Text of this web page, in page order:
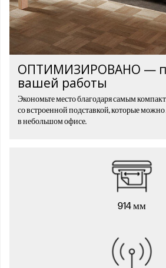
ОПТИМИЗИРОВАНО —
вашей работы
Экономьте место благодаря самым
со встроенной подставкой, которые можно
в небольшом офисе.
914 мм